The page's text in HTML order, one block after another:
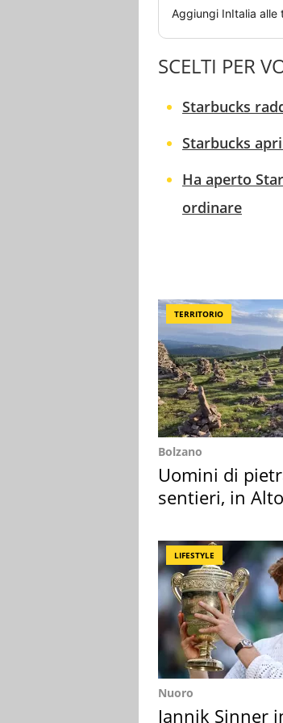
Aggiungi InItalia alle
SCELTI PER
Starbucks
Starbucks
Ha aperto
ordinare
TERRITORIO
Bolzano
Uomini di
sentieri, in
LIFESTYLE
Nuoro
Jannik Sinner